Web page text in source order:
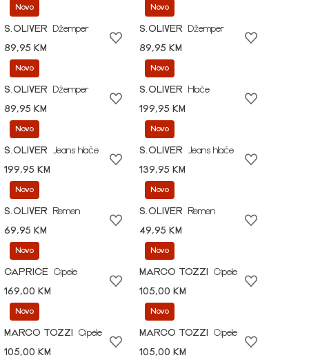
Novo
S.OLIVER
Džemper
89,95 KM
Novo
S.OLIVER
Džemper
89,95 KM
Novo
S.OLIVER
Džemper
89,95 KM
Novo
S.OLIVER
Hlače
199,95 KM
Novo
S.OLIVER
Jeans hlače
199,95 KM
Novo
S.OLIVER
Jeans hlače
139,95 KM
Novo
S.OLIVER
Remen
69,95 KM
Novo
S.OLIVER
Remen
49,95 KM
Novo
CAPRICE Cipele
169,00 KM
Novo
MARCO TOZZI
Cipele
105,00 KM
Novo
MARCO TOZZI
Cipele
105,00 KM
Novo
MARCO TOZZI
Cipele
105,00 KM